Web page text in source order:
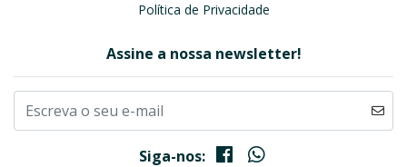
Política de Privacidade
Assine a nossa newsletter!
Siga-nos: